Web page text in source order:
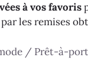
à vos favoris
les remises
/ Prêt-à-